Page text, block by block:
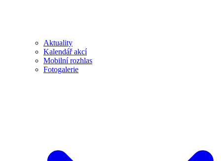
Aktuality
Kalendář akcí
Mobilní rozhlas
Fotogalerie